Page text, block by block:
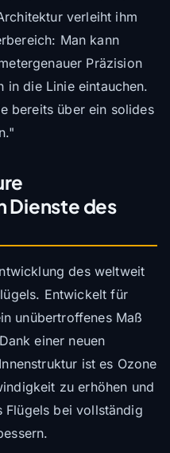
verleiht ihm
Man kann
Präzision
die Linie eintauchen.
bereits über ein solides
Dienste des
des weltweit
Entwickelt für
unübertroffenes Maß
einer neuen
ist es Ozone
zu erhöhen und
bei vollständig